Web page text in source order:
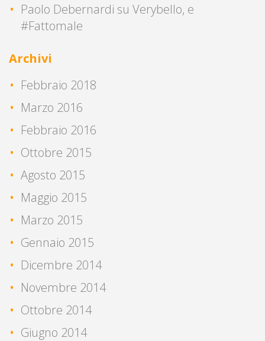
Paolo Debernardi su Verybello, e
#Fattomale
Archivi
Febbraio 2018
Marzo 2016
Febbraio 2016
Ottobre 2015
Agosto 2015
Maggio 2015
Marzo 2015
Gennaio 2015
Dicembre 2014
Novembre 2014
Ottobre 2014
Giugno 2014